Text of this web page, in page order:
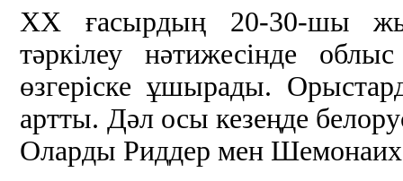
ХХ ғасырдың 20-30-шы
тәркілеу нәтижесінде
өзгеріске ұшырады.
артты. Дәл осы кезеңде
Оларды Риддер мен Шемонаиха